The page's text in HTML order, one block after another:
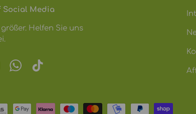
Social Media
Helfen Sie uns
WhatsApp
TikTok